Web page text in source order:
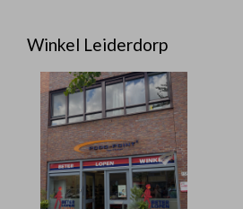
Winkel Leiderdorp